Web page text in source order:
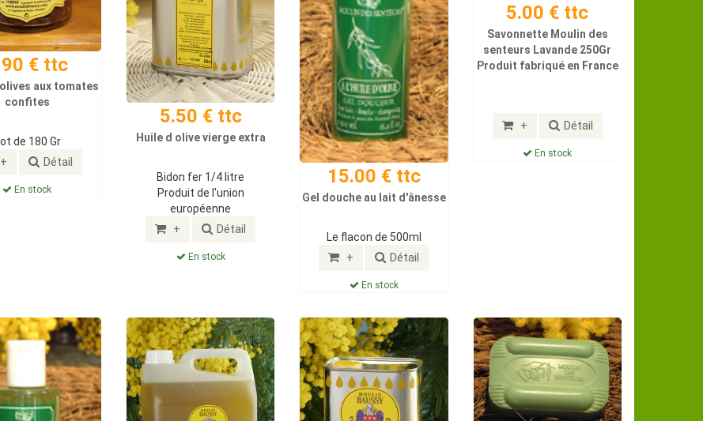
€ ttc
aux tomates
confites
de 180 Gr
+ Détail
En stock
5.50 € ttc
Huile d olive vierge extra
Bidon fer 1/4 litre
Produit de l'union
européenne
+ Détail
En stock
15.00 € ttc
Gel douche au lait d'ânesse
Le flacon de 500ml
+ Détail
En stock
5.00 € ttc
Savonnette Moulin des
senteurs Lavande 250Gr
Produit fabriqué en France
+ Détail
En stock